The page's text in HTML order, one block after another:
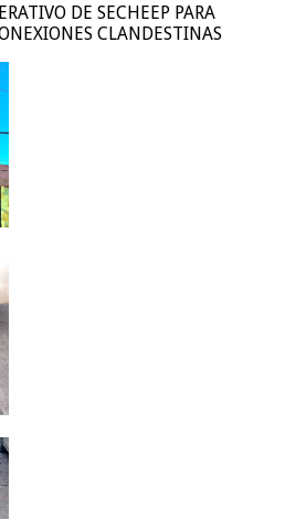
DE SECHEEP PARA
CLANDESTINAS